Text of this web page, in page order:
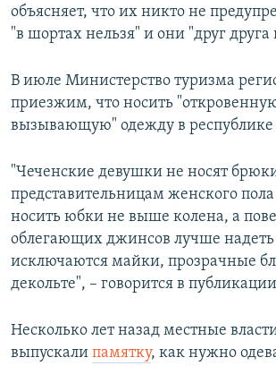
объясняет, что их никто не
"в шортах нельзя" и они "друг друга
В июле Министерство туризма
приезжим, что носить
вызывающую" одежду в республике
"Чеченские девушки не носят
представительницам женского
носить юбки не выше колена, а
облегающих джинсов лучше
исключаются майки, прозрачные
декольте", – говорится в
Несколько лет назад местные
выпускали памятку, как нужно